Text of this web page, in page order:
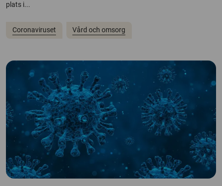
plats i...
Coronaviruset Vård och omsorg